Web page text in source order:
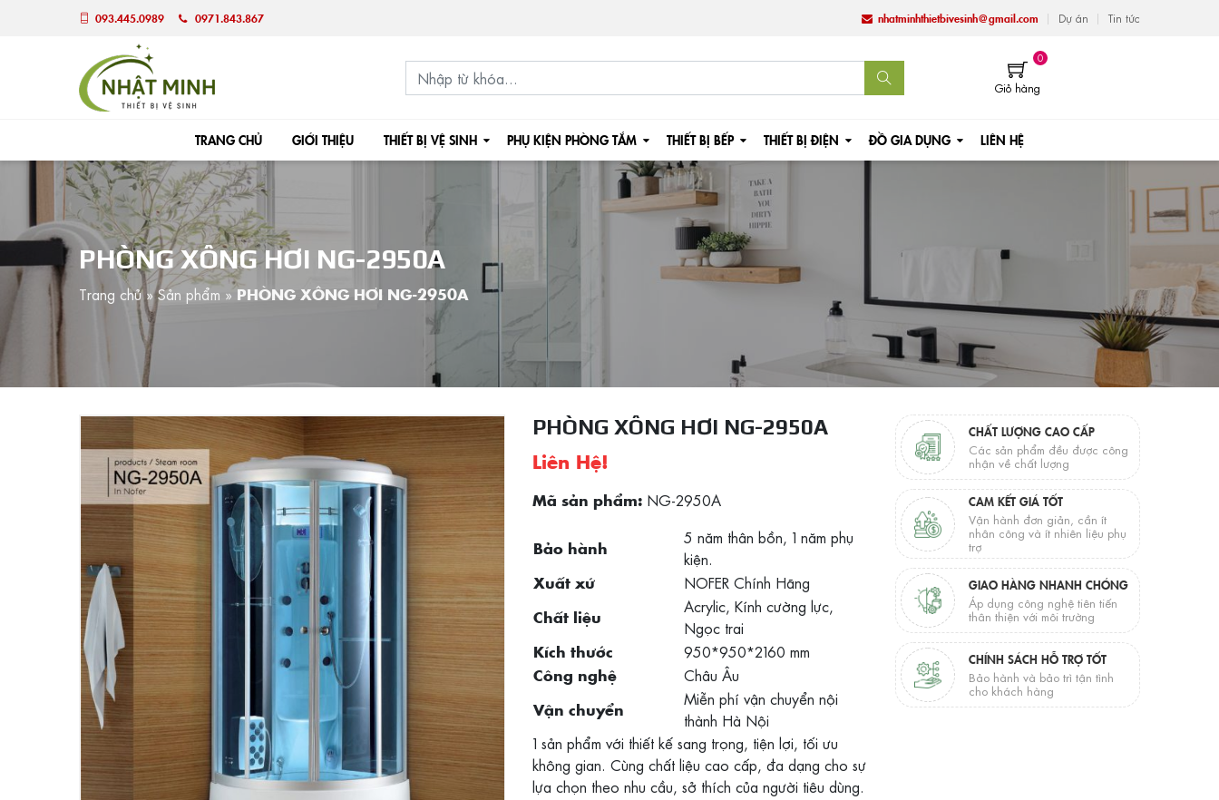
093.445.0989 0971.843.867 nhatminhthietbivesinh@gmail.com Dự án Tin tức
0
Giỏ hàng
TRANG CHỦ GIỚI THIỆU THIẾT BỊ VỆ SINH PHỤ KIỆN PHÒNG TẮM THIẾT BỊ BẾP THIẾT BỊ ĐIỆN ĐỒ GIA DỤNG LIÊN HỆ
PHÒNG XÔNG HƠI NG-2950A
Trang chủ»Sản phẩm »PHÒNG XÔNG HƠI NG-2950A
PHÒNG XÔNG HƠI NG-2950A
Liên Hệ!
Mã sản phẩm: NG-2950A
Bảo hành
5 năm thân bồn, 1 năm phụ
kiện.
Xuất xứ NOFER Chính Hãng
Chất liệu
Acrylic, Kính cường lực,
Ngọc trai
Kích thước 950*950*2160 mm
Công nghệ Châu Âu
Vận chuyển
Miễn phí vận chuyển nội
thành Hà Nội
1 sản phẩm với thiết kế sang trọng, tiện lợi, tối ưu
không gian. Cùng chất liệu cao cấp, đa dạng cho sự
lựa chọn theo nhu cầu, sở thích của người tiêu dùng.
CHẤT LƯỢNG CAO CẤP
Các sản phẩm đều được công
nhận về chất lượng
CAM KẾT GIÁ TỐT
Vận hành đơn giản, cần ít
nhân công và ít nhiên liệu phụ
trợ
GIAO HÀNG NHANH CHÓNG
Áp dụng công nghệ tiên tiến
thân thiện với môi trường
CHÍNH SÁCH HỖ TRỢ TỐT
Bảo hành và bảo trì tận tình
cho khách hàng